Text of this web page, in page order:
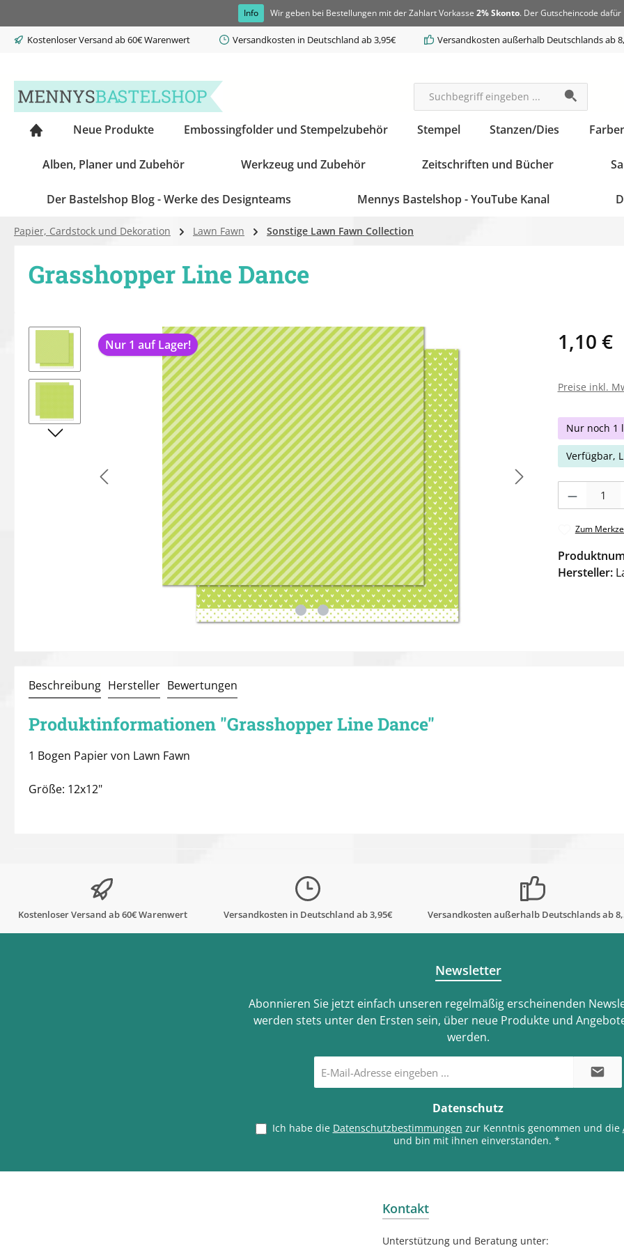
Info Wir geben bei Bestellungen mit der Zahlart Vorkasse 2% Skonto. Der Gutscheincode
Kostenloser Versand ab 60€ Warenwert Versandkosten in Deutschland ab 3,95€ Versandkosten außerhalb Deutschlands ab
Neue Produkte Embossingfolder und Stempelzubehör Stempel Stanzen/Dies
Alben, Planer und Zubehör Werkzeug und Zubehör Zeitschriften und Bücher
Der Bastelshop Blog - Werke des Designteams Mennys Bastelshop - YouTube Kanal
Papier, Cardstock und Dekoration Lawn Fawn Sonstige Lawn Fawn Collection
Grasshopper Line Dance
Bildergalerie überspringen
Nur 1 auf Lager! 1,10 €
Preise inkl.
Nur noch 1
Verfügbar,
Zum
Hersteller:
Beschreibung Hersteller Bewertungen
Produktinformationen "Grasshopper Line Dance"
1 Bogen Papier von Lawn Fawn
Größe: 12x12"
Kostenloser Versand ab 60€ Warenwert Versandkosten in Deutschland ab 3,95€ Versandkosten außerhalb Deutschlands ab
Newsletter
Abonnieren Sie jetzt einfach unseren regelmäßig erscheinenden
werden stets unter den Ersten sein, über neue Produkte und
werden.
Mail-
Adresse
Datenschutz
Ich habe die Datenschutzbestimmungen zur Kenntnis genommen und die
und bin mit ihnen einverstanden. *
Kontakt
Unterstützung und Beratung unter: